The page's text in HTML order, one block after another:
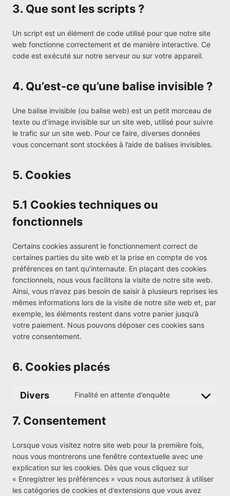
3. Que sont les scripts ?
Un script est un élément de code utilisé pour que notre site
web fonctionne correctement et de manière interactive. Ce
code est exécuté sur notre serveur ou sur votre appareil.
4. Qu’est-ce qu’une balise invisible ?
Une balise invisible (ou balise web) est un petit morceau de
texte ou d’image invisible sur un site web, utilisé pour suivre
le trafic sur un site web. Pour ce faire, diverses données
vous concernant sont stockées à l’aide de balises invisibles.
5. Cookies
5.1 Cookies techniques ou
fonctionnels
Certains cookies assurent le fonctionnement correct de
certaines parties du site web et la prise en compte de vos
préférences en tant qu’internaute. En plaçant des cookies
fonctionnels, nous vous facilitons la visite de notre site web.
Ainsi, vous n’avez pas besoin de saisir à plusieurs reprises les
mêmes informations lors de la visite de notre site web et, par
exemple, les éléments restent dans votre panier jusqu’à
votre paiement. Nous pouvons déposer ces cookies sans
votre consentement.
6. Cookies placés
Divers Finalité en attente d’enquête
e
n
t
t
o
7. Consentement
Lorsque vous visitez notre site web pour la première fois,
nous vous montrerons une fenêtre contextuelle avec une
explication sur les cookies. Dès que vous cliquez sur
« Enregistrer les préférences » vous nous autorisez à utiliser
les catégories de cookies et d’extensions que vous avez